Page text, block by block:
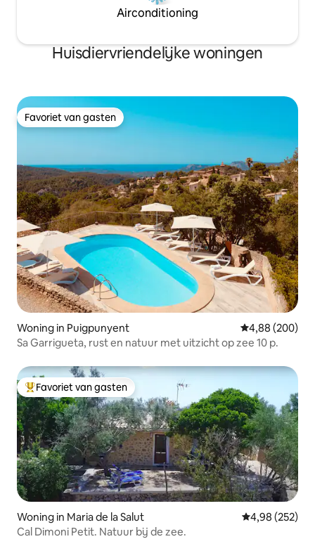
Airconditioning
Huisdiervriendelijke woningen
Favoriet van gasten
Favoriet van gasten
Woning in Puigpunyent Gemiddelde
4,88 (200)
Sa Garrigueta, rust en natuur met uitzicht op zee 10 p.
Topfavoriet van gasten
Favoriet van gasten
Woning in Maria de la Salut Gemiddelde
4,98 (252)
Cal Dimoni Petit. Natuur bij de zee.